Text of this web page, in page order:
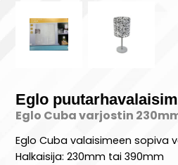
Eglo
Eglo Cuba varjostin
Eglo Cuba valaisimeen sopiva
Halkaisija: 230mm tai 390mm